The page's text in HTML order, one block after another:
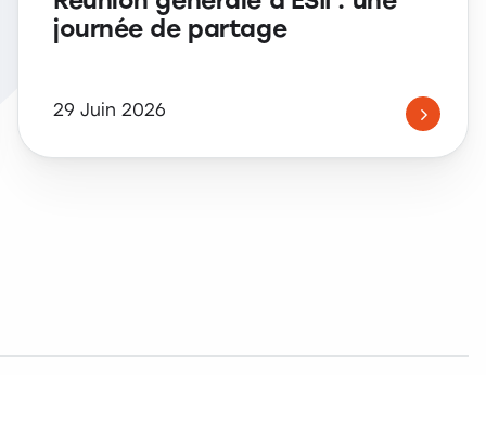
journée de partage
29 Juin 2026